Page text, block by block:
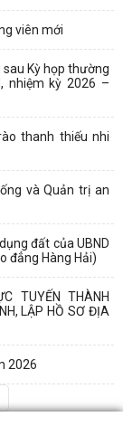
viên mới
Kỳ họp thường
nhiệm kỳ 2026 –
thanh thiếu nhi
và Quản trị an
đất của UBND
đẳng Hàng Hải)
TUYẾN THÀNH
LẬP HỒ SƠ ĐỊA
2026